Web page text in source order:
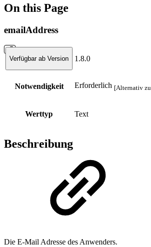
On this Page
emailAddress
Verfügbar ab Version 1.8.0
Notwendigkeit Erforderlich [Alternativ zu
Werttyp Text
Beschreibung
Die E-Mail Adresse des Anwenders.